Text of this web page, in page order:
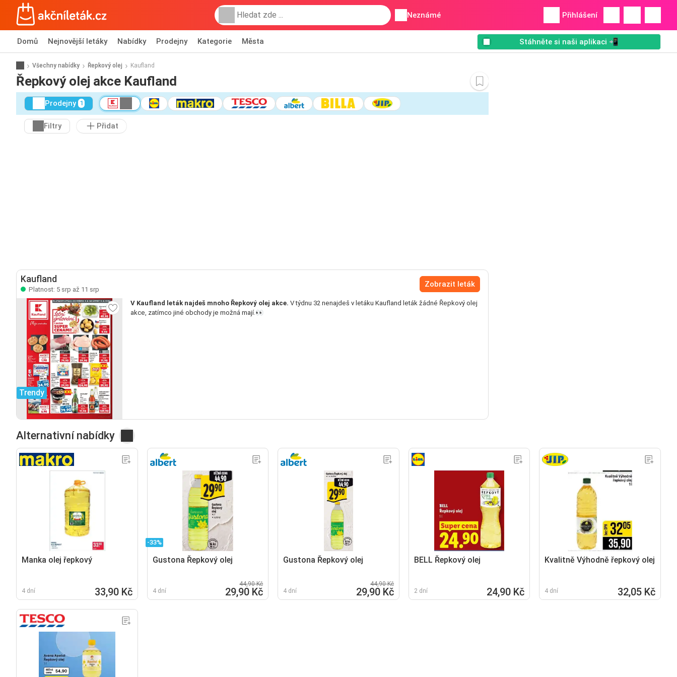
Neznámé Přihlášení
Domů Nejnovější letáky Nabídky Prodejny Kategorie Města Stáhněte si naši aplikaci 📲
Všechny nabídky Řepkový olej Kaufland
Řepkový olej akce Kaufland
Prodejny 1
Filtry Přidat
Kaufland
Platnost: 5 srp až 11 srp
Zobrazit leták
Trendy
V Kaufland leták najdeš mnoho Řepkový olej akce. V týdnu 32 nenajdeš v letáku Kaufland leták žádné Řepkový olej
akce, zatímco jiné obchody je možná mají.👀
Alternativní nabídky
Manka olej řepkový
4 dní 33,90 Kč
-33%
Gustona Řepkový olej
4 dní
44,90 Kč
29,90 Kč
Gustona Řepkový olej
4 dní
44,90 Kč
29,90 Kč
BELL Řepkový olej
2 dní 24,90 Kč
Kvalitně Výhodně řepkový olej
4 dní 32,05 Kč